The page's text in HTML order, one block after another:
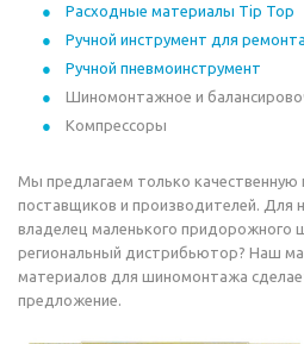
Расходные материалы Tip Top
Ручной инструмент для
Ручной пневмоинструмент
Шиномонтажное и
Компрессоры
Мы предлагаем только
поставщиков и производителей. Для
владелец маленького придорожного
региональный дистрибьютор? Наш
материалов для шиномонтажа
предложение.